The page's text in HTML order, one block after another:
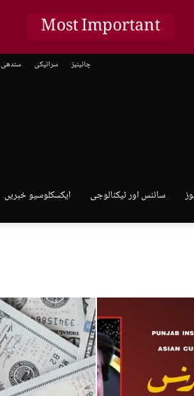
سندھی سرائیکی چائینیز
ایکسکلوسیو خبریں سائنس اور ٹیکنالوجی
Most Important